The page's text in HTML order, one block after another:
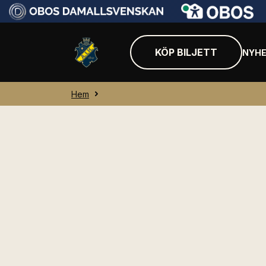
KÖP BILJETT
Hem